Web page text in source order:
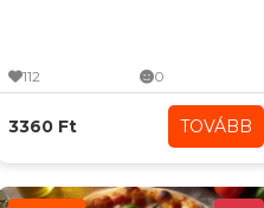
112 0
3360 Ft TOVÁBB